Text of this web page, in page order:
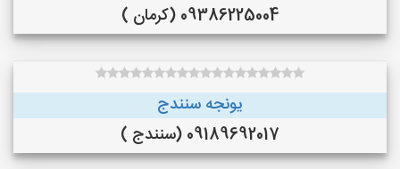
09386225004 (کرمان )
یونجه سنندج
09189692017 (سنندج )